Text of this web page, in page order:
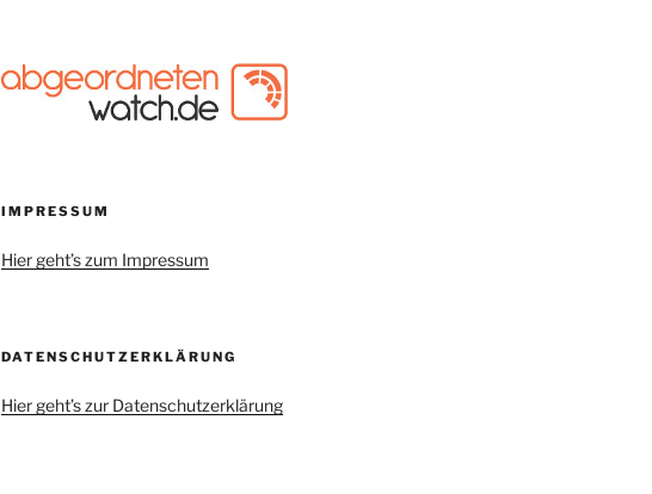
IMPRESSUM
Hier geht’s zum Impressum
DATENSCHUTZERKLÄRUNG
Hier geht’s zur Datenschutzerklärung